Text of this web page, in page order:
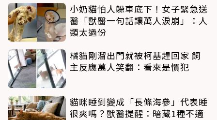
小奶貓怕人躲車底下！女子緊急送
醫「獸醫一句話讓萬人淚崩」：人
類太過份
橘貓剛溜出門就被柯基趕回家 飼
主反應萬人笑翻：看來是慣犯
貓咪睡到變成「長條海參」代表睡
很爽嗎？獸醫提醒：暗藏1種不適